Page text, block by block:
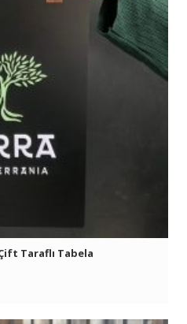
Taraflı Tabela